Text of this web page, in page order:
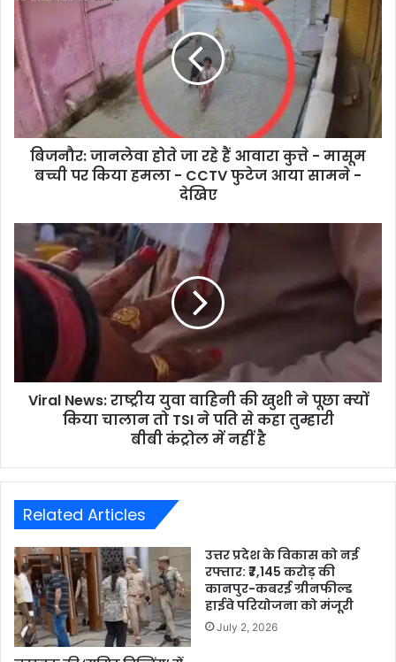
बिजनौर: जानलेवा होते जा रहे हैं आवारा कुत्ते - मासूम
बच्ची पर किया हमला - CCTV फुटेज आया सामने -
देखिए
Viral News: राष्ट्रीय युवा वाहिनी की खुशी ने पूछा क्यों
किया चालान तो TSI ने पति से कहा तुम्हारी
बीबी कंट्रोल में नहीं है
Related Articles
उत्तर प्रदेश के विकास को नई
रफ्तार: ₹7,145 करोड़ की
कानपुर-कबरई ग्रीनफील्ड
हाईवे परियोजना को मंजूरी
July 2, 2026